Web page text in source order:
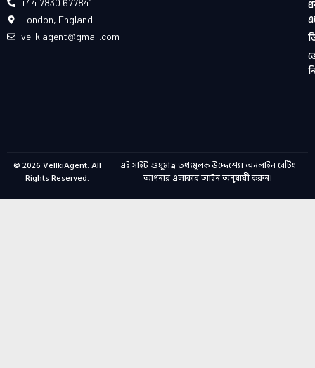
+44 7830 677841
London, England
vellkiagent@gmail.com
© 2026VellkiAgent. All
Rights Reserved.
এই সাইট শুধুমাত্র তথ্যমূলক উদ্দেশ্যে। অনলাইন বেটিং
আপনার এলাকার আইন অনুযায়ী করুন।